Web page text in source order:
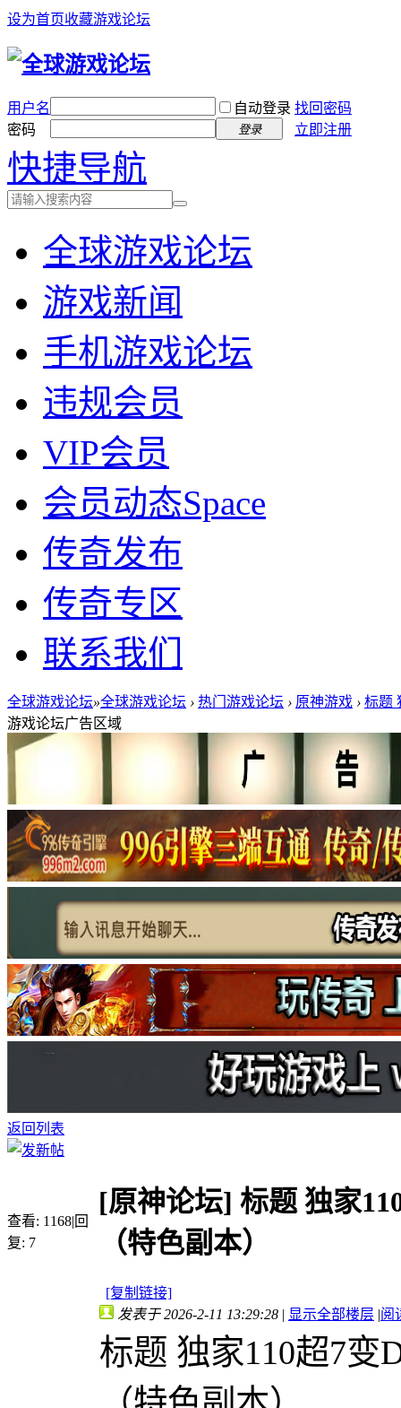
设为首页收藏游戏论坛
用户名 自动登录 找回密码
密码
登录 立即注册
快捷导航
全球游戏论坛
游戏新闻
手机游戏论坛
违规会员
VIP会员
会员动态Space
传奇发布
传奇专区
联系我们
全球游戏论坛»全球游戏论坛 › 热门游戏论坛 › 原神游戏 › 标题
游戏论坛广告区域
返回列表
查看: 1168|回
复: 7
[原神论坛] 标题 独家
（特色副本）
[复制链接]
发表于 2026-2-11 13:29:28 | 显示全部楼层 |阅
标题 独家110超7变